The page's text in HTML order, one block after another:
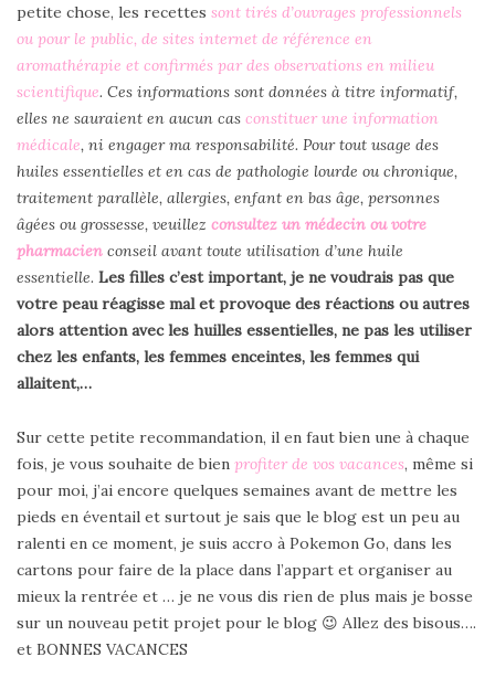
petite chose, les recettes sont tirés d’ouvrages professionnels
ou pour le public, de sites internet de référence en
aromathérapie et confirmés par des observations en milieu
scientifique. Ces informations sont données à titre informatif,
elles ne sauraient en aucun cas constituer une information
médicale, ni engager ma responsabilité. Pour tout usage des
huiles essentielles et en cas de pathologie lourde ou chronique,
traitement parallèle, allergies, enfant en bas âge, personnes
âgées ou grossesse, veuillez consultez un médecin ou votre
pharmacien conseil avant toute utilisation d’une huile
essentielle. Les filles c’est important, je ne voudrais pas que
votre peau réagisse mal et provoque des réactions ou autres
alors attention avec les huilles essentielles, ne pas les utiliser
chez les enfants, les femmes enceintes, les femmes qui
allaitent,…
Sur cette petite recommandation, il en faut bien une à chaque
fois, je vous souhaite de bien profiter de vos vacances, même si
pour moi, j’ai encore quelques semaines avant de mettre les
pieds en éventail et surtout je sais que le blog est un peu au
ralenti en ce moment, je suis accro à Pokemon Go, dans les
cartons pour faire de la place dans l’appart et organiser au
mieux la rentrée et … je ne vous dis rien de plus mais je bosse
sur un nouveau petit projet pour le blog 😉 Allez des bisous….
et BONNES VACANCES